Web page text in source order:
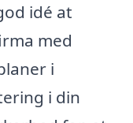
idé at
med
i
i din